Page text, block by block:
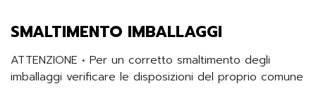
SMALTIMENTO IMBALLAGGI
ATTENZIONE • Per un corretto smaltimento degli
imballaggi verificare le disposizioni del proprio comune